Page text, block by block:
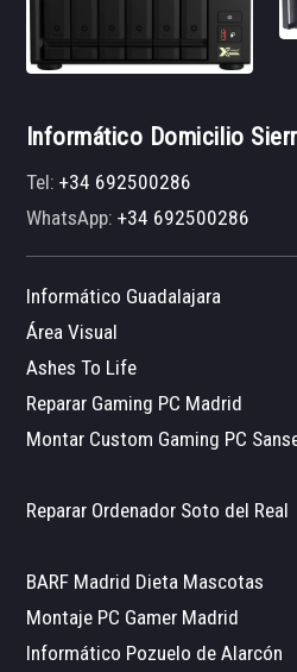
Informático Domicilio
Tel:+34 692500286
WhatsApp:+34 692500286
Informático Guadalajara
Área Visual
Ashes To Life
Reparar Gaming PC Madrid
Montar Custom Gaming PC
Reparar Ordenador Soto del Real
BARF Madrid Dieta Mascotas
Montaje PC Gamer Madrid
Informático Pozuelo de Alarcón